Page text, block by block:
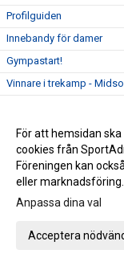
Profilguiden
Innebandy för damer
Gympastart!
Vinnare i trekamp -
Ingen gympa torsdag 6/6
Valborg 2013
Nya medlemsavgifter
Cookie-inställningar Gå
För att hemsidan
cookies från
Föreningen kan
eller
Anpassa dina val
Acceptera